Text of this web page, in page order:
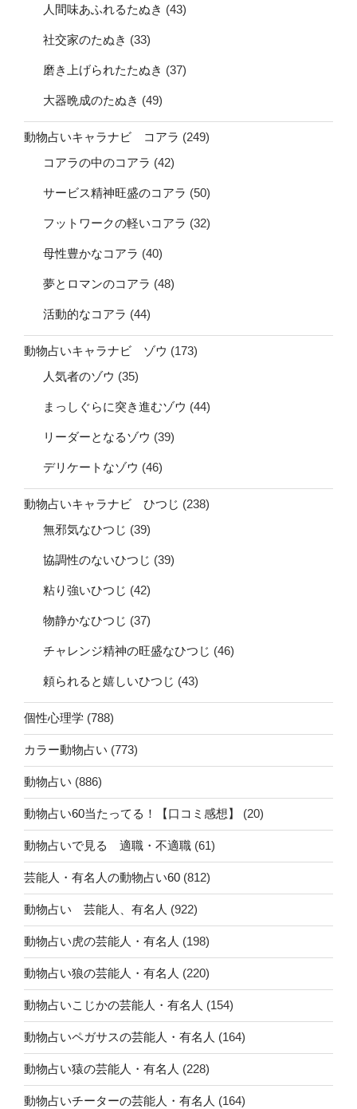
人間味あふれるたぬき (43)
社交家のたぬき (33)
磨き上げられたたぬき (37)
大器晩成のたぬき (49)
動物占いキャラナビ コアラ (249)
コアラの中のコアラ (42)
サービス精神旺盛のコアラ (50)
フットワークの軽いコアラ (32)
母性豊かなコアラ (40)
夢とロマンのコアラ (48)
活動的なコアラ (44)
動物占いキャラナビ ゾウ (173)
人気者のゾウ (35)
まっしぐらに突き進むゾウ (44)
リーダーとなるゾウ (39)
デリケートなゾウ (46)
動物占いキャラナビ ひつじ (238)
無邪気なひつじ (39)
協調性のないひつじ (39)
粘り強いひつじ (42)
物静かなひつじ (37)
チャレンジ精神の旺盛なひつじ (46)
頼られると嬉しいひつじ (43)
個性心理学 (788)
カラー動物占い (773)
動物占い (886)
動物占い60当たってる！【口コミ感想】 (20)
動物占いで見る 適職・不適職 (61)
芸能人・有名人の動物占い60 (812)
動物占い 芸能人、有名人 (922)
動物占い虎の芸能人・有名人 (198)
動物占い狼の芸能人・有名人 (220)
動物占いこじかの芸能人・有名人 (154)
動物占いペガサスの芸能人・有名人 (164)
動物占い猿の芸能人・有名人 (228)
動物占いチーターの芸能人・有名人 (164)